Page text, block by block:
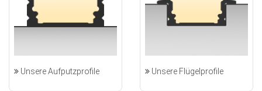
Unsere Aufputzprofile Unsere Flügelprofile